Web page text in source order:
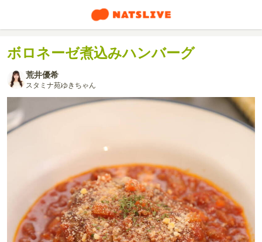
ボロネーゼ煮込みハンバーグ
荒井優希
スタミナ苑ゆきちゃん